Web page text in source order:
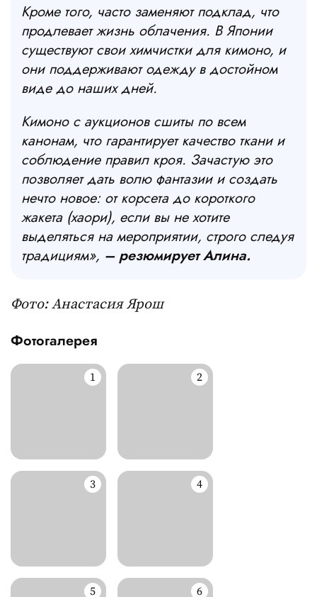
Кроме того, часто заменяют подклад, что
продлевает жизнь облачения. В Японии
существуют свои химчистки для кимоно, и
они поддерживают одежду в достойном
виде до наших дней.
Кимоно с аукционов сшиты по всем
канонам, что гарантирует качество ткани и
соблюдение правил кроя. Зачастую это
позволяет дать волю фантазии и создать
нечто новое: от корсета до короткого
жакета (хаори), если вы не хотите
выделяться на мероприятии, строго следуя
традициям», – резюмирует Алина.
Фото: Анастасия Ярош
Фотогалерея